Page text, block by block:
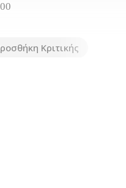
Κριτικής